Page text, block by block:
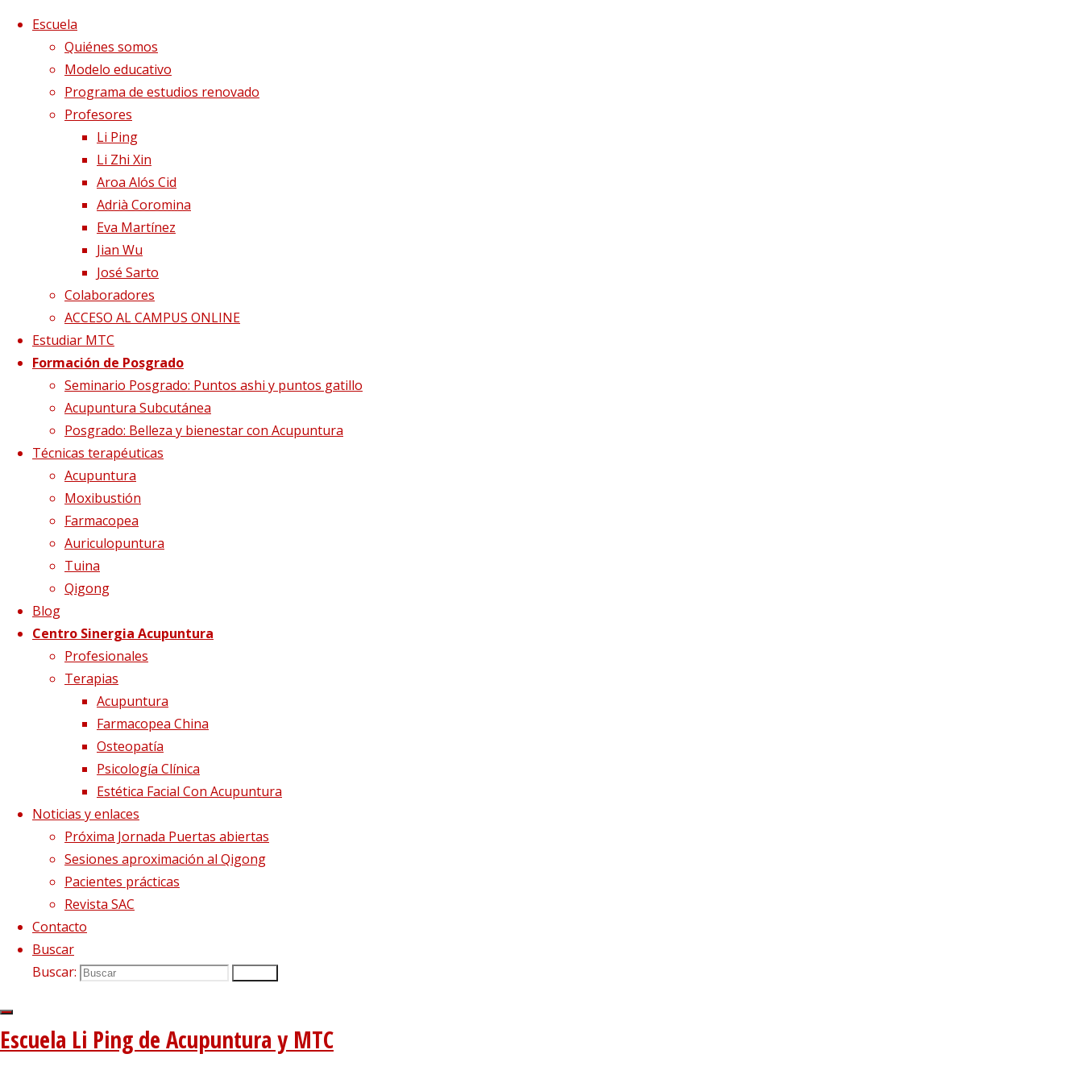
Saltar al contenido
Escuela
Quiénes somos
Modelo educativo
Programa de estudios renovado
Profesores
Li Ping
Li Zhi Xin
Aroa Alós Cid
Adrià Coromina
Eva Martínez
Jian Wu
José Sarto
Colaboradores
ACCESO AL CAMPUS ONLINE
Estudiar MTC
Formación de Posgrado
Seminario Posgrado: Puntos ashi y puntos gatillo
Acupuntura Subcutánea
Posgrado: Belleza y bienestar con Acupuntura
Técnicas terapéuticas
Acupuntura
Moxibustión
Farmacopea
Auriculopuntura
Tuina
Qigong
Blog
Centro Sinergia Acupuntura
Profesionales
Terapias
Acupuntura
Farmacopea China
Osteopatía
Psicología Clínica
Estética Facial Con Acupuntura
Noticias y enlaces
Próxima Jornada Puertas abiertas
Sesiones aproximación al Qigong
Pacientes prácticas
Revista SAC
Contacto
Buscar
Buscar:
Escuela Li Ping de Acupuntura y MTC
Página de Inicio
Captura-técnicas – copia
Tamaño completo502 × 287pixelsEjercicios de autoestimulación para el sistema inmunitario
Síguenos en Twitter
Tweets sobre liping_mtc
Blog – Últimos artículos
Dietética, Nutrición y Medicina china22 febrero, 2023
La decepción no mata, enseña 1 diciembre, 2020
El viento precede a todas las enfermedades de origen externo
Tipología del elemento Metal
Escuela de acupuntura y medicina tradicional china
–|
Aviso Legal|
Política de privacidad
|